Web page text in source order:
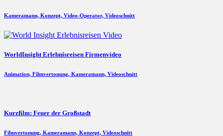
Kameramann, Konzept, Video-Operator, Videoschnitt
WorldInsight Erlebnisreisen Firmenvideo
Animation, Filmvertonung, Kameramann, Videoschnitt
Kurzfilm: Feuer der Großstadt
Filmvertonung, Kameramann, Konzept, Videoschnitt